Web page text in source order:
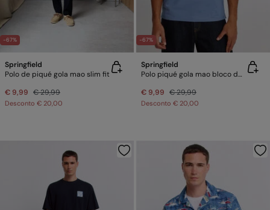
-67%
Springfield
Polo de piqué gola mao slim fit
€ 9,99 € 29,99
Desconto € 20,00
-67%
Springfield
Polo piqué gola mao bloco de cor slim fit
€ 9,99 € 29,99
Desconto € 20,00